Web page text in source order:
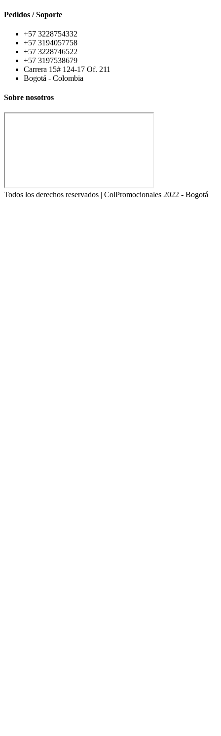
Pedidos / Soporte
+57 3228754332
+57 3194057758
+57 3228746522
+57 3197538679
Carrera 15# 124-17 Of. 211
Bogotá - Colombia
Sobre nosotros
Todos los derechos reservados | ColPromocionales 2022 - Bogotá